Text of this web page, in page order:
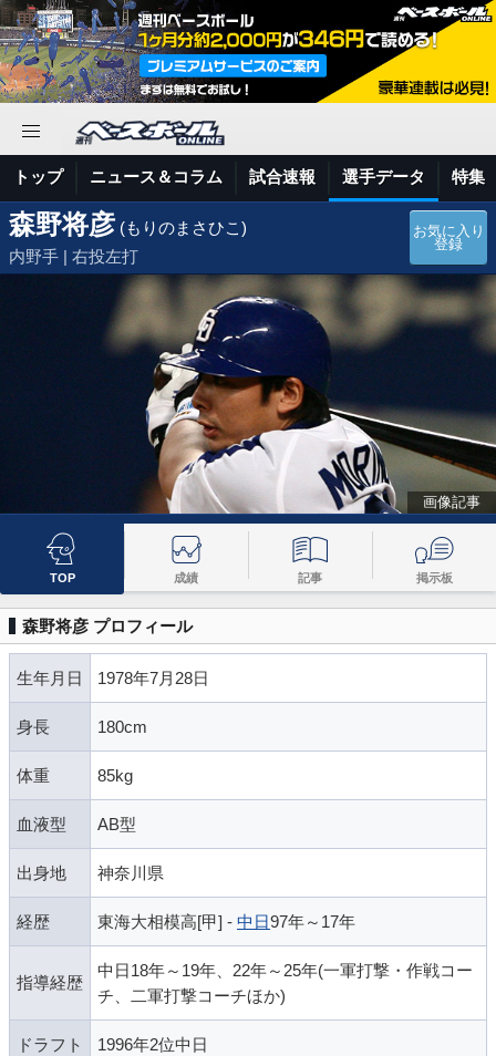
トップ ニュース＆コラム 試合速報 選手データ 特集
森野将彦 (もりのまさひこ)
内野手 | 右投左打
お気に入り
登録
画像記事
TOP 成績 記事 掲示板
森野将彦 プロフィール
生年月日 1978年7月28日
身長 180cm
体重 85kg
血液型 AB型
出身地 神奈川県
経歴 東海大相模高[甲] - 中日97年～17年
指導経歴
中日18年～19年、22年～25年(一軍打撃・作戦コー
チ、二軍打撃コーチほか)
ドラフト 1996年2位中日